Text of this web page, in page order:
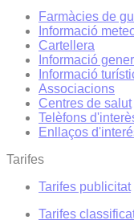
Farmàcies de
Informació
Cartellera
Informació
Informació
Associacions
Centres de salut
Telèfons
Enllaços
Tarifes
Tarifes publicitat
Tarifes